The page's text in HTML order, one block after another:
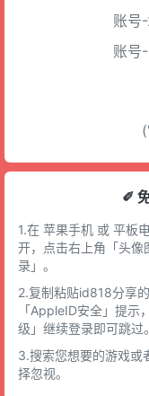
账号
账号
✐
1.在 苹果手机 或 平板
开，点击右上角「头像
录」。
2.复制粘贴id818分享
「AppleID安全」提示
级」继续登录即可跳过。
3.搜索您想要的游戏或
择忽视。